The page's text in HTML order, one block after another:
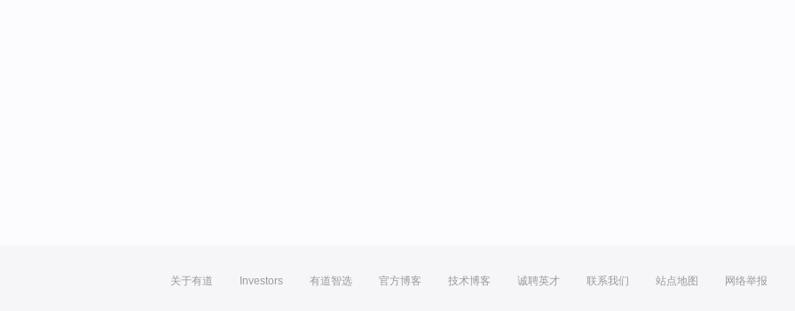
关于有道 Investors 有道智选 官方博客 技术博客 诚聘英才 联系我们 站点地图 网络举报